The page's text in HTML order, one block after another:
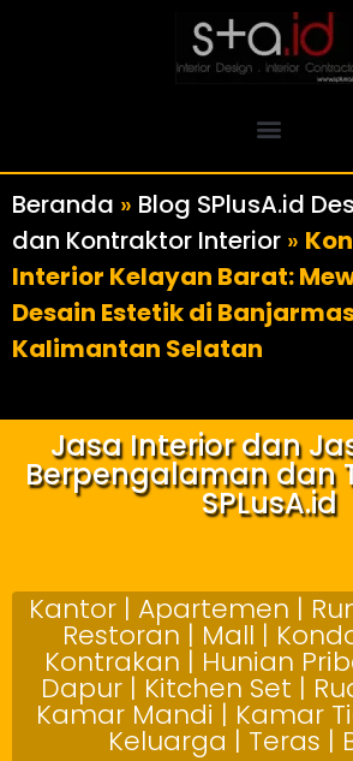
Beranda » Blog SPlusA.id
dan Kontraktor Interior »
Interior Kelayan Barat:
Desain Estetik di
Kalimantan Selatan
Jasa Interior dan
Berpengalaman dan
SPLusA.id
Kantor | Apartemen |
Restoran | Mall |
Kontrakan | Hunian
Dapur | Kitchen Set |
Kamar Mandi | Kamar
Keluarga | Teras |